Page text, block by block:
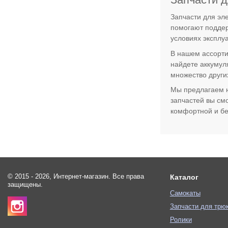
Запчасти для
помогают
условиях
В нашем
найдете
множество
Мы предлагаем
запчастей вы
комфортной и
© 2015 - 2026, Интернет-магазин. Все права
защищены.
Каталог
Самокаты
Запчасти для
Ролики